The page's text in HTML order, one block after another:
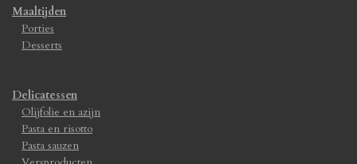
Maaltijden
Porties
Desserts
Delicatessen
Olijfolie en azijn
Pasta en risotto
Pasta sauzen